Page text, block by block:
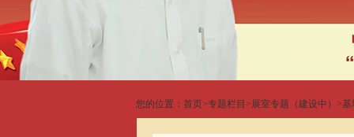
您的位置： 首页>专题栏目 >展室专题（建设中） >基